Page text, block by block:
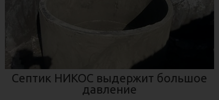
Септик НИКОС выдержит большое
давление